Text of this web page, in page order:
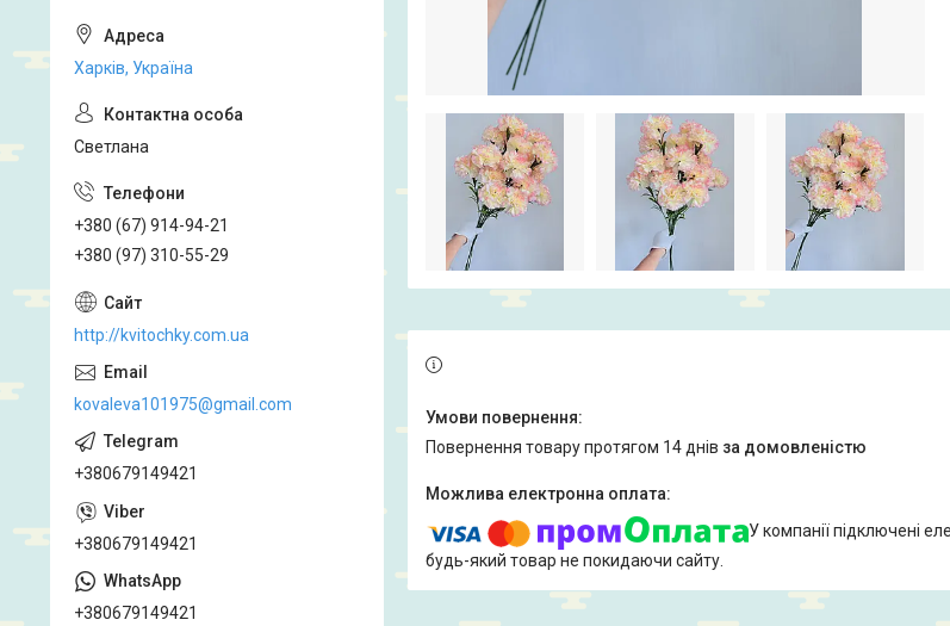
повернення товару протягом 14 днів за домовленістю
У компанії підключені
будь-який товар не покидаючи сайту.
Харків, Україна
Светлана
+380 (67) 914-94-21
+380 (97) 310-55-29
http://kvitochky.com.ua
kovaleva101975@gmail.com
+380679149421
+380679149421
+380679149421